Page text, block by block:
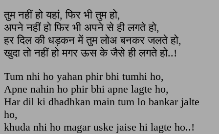
तुम नहीं हो यहां, फिर भी तुम हो,
अपने नहीं हो फिर भी अपने से ही लगते हो,
हर दिल की धड़कन में तुम लोअ बनकर जलते हो,
खुदा तो नहीं हो मगर ऊस के जैसे ही लगते हो..!
Tum nhi ho yahan phir bhi tumhi ho,
Apne nahin ho phir bhi apne lagte ho,
Har dil ki dhadhkan main tum lo bankar jalte
ho,
khuda nhi ho magar uske jaise hi lagte ho..!